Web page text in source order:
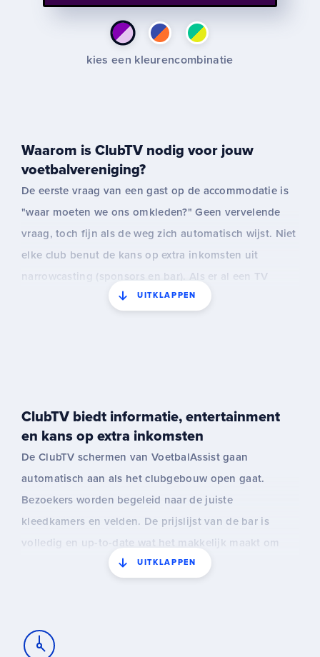
Waarom is ClubTV nodig voor jouw
voetbalvereniging?
De eerste vraag van een gast op de accommodatie is
"waar moeten we ons omkleden?" Geen vervelende
vraag, toch fijn als de weg zich automatisch wijst. Niet
elke club benut de kans op extra inkomsten uit
narrowcasting (sponsors en bar). Als er al een TV
hangt, wordt deze wel eens vergeten aan te zetten en
UITKLAPPEN
ClubTV biedt informatie, entertainment
en kans op extra inkomsten
De ClubTV schermen van VoetbalAssist gaan
automatisch aan als het clubgebouw open gaat.
Bezoekers worden begeleid naar de juiste
kleedkamers en velden. De prijslijst van de bar is
volledig en up-to-date wat het makkelijk maakt om
iets te bestellen. In de kantine wordt nieuws,
gekoppeld aan de KBVB wedstrijden.
UITKLAPPEN
kies een kleurencombinatie